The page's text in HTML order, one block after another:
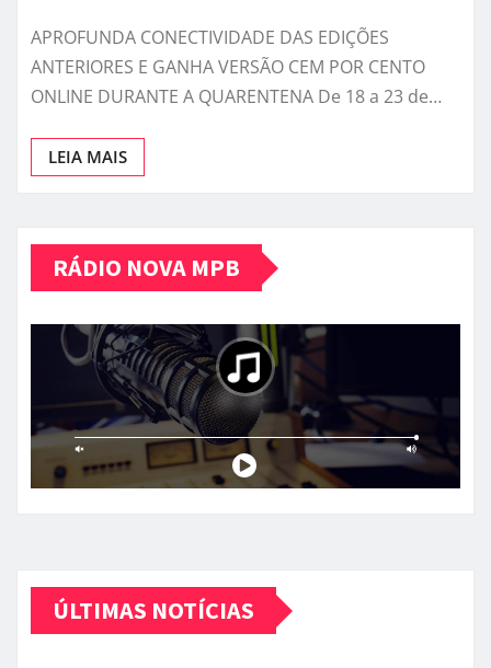
APROFUNDA CONECTIVIDADE DAS EDIÇÕES
ANTERIORES E GANHA VERSÃO CEM POR CENTO
ONLINE DURANTE A QUARENTENA De 18 a 23 de…
LEIA MAIS
RÁDIO NOVA MPB
ÚLTIMAS NOTÍCIAS